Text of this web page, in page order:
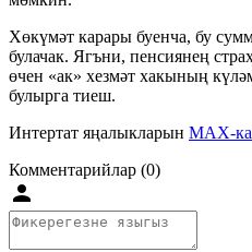
Хөкүмәт карары буенча, бу
булачак. Ягъни, пенсиянең
өчен «ак» хезмәт хакының
булырга тиеш.
Интертат яңалыкларын MAX-
Комментарийлар (0)